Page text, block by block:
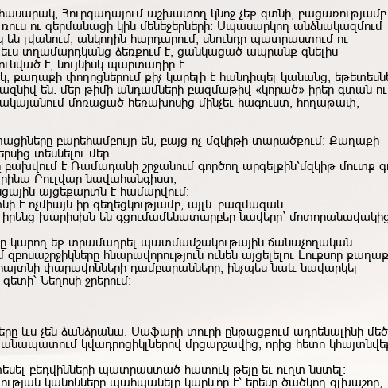
Հուրգադայում աշխատող կնոջ չեք գտնի, բացառությամբ
ու գերմանացի կին մենեջերների: Սպասարկող անձնակազմում
լվանում, անկողին հարդարում, սնունդը պատրաստում ու
եւս տղամարդկանց ձեռքում է, ցանկացած ապրանք գնելիս
է, նույնիսկ պարտադիր է
քաղաքի փողոցներում քիչ կարելի է հանդիպել կանանց,
են. մեր թիմի անդամների բազմաթիվ «կորած» իրեր գտան ու
մոռացած հեռախոսից մինչեւ հագուստ, հողաթափ,
բարեհամբույր են, բայց ոչ մզկիթի տարածքում։ Քաղաքի
տեսնելու մեր
բախվում է Ռամադանի շրջանում գործող արգելքին՝մզկիթ մուտք
Բուլվար նավահանգիստ,
այցեքարտն է համարվում։
է ոչմիայն իր գեղեցկությամբ, այլև բազմազան
իրենց խարիսխն են գցումամենատարբեր նավերը`
կարող եք տրամադրել պատմամշակութային ճանաչողական
հնարավորություն ունեն այցելելու Լուքսոր քաղաք,
փարավոնների դամբարանները, ինչպես նաև նավարկել
Նեղոսի ջրերում:
ևս չեն ձանձրանա. Սաֆարի տուրի ընթացքում ադրենալինի մեծ
կվադրոցիկլներով մրցարշավից, որից հետո
բեդվինների պատրաստած հատուկ թեյը եւ ուղտ նստել:
կանոնները պահպանելը կարևոր է՝ երեսը ծածկող գլխաշոր,